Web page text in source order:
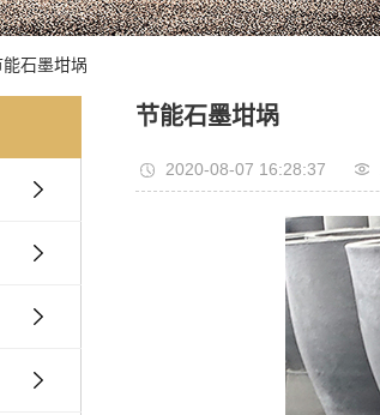
能石墨坩埚
节能石墨坩埚
2020-08-07 16:28:37